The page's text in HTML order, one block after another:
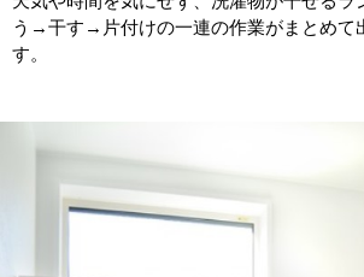
う→干す→片付けの一連の作業がまとめて
す。